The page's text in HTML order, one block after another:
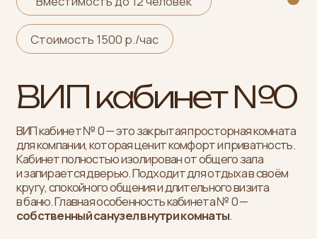
ВИП кабинет №0
ВИП кабинет № 0 — это закрытая просторная комната
для компании, которая ценит комфорт и приватность.
Кабинет полностью изолирован от общего зала
кругу, спокойного общения и длительного визита
в баню. Главная особенность кабинета № 0 —
собственный санузел внутри комнаты.
Стоимость 1500 р./час